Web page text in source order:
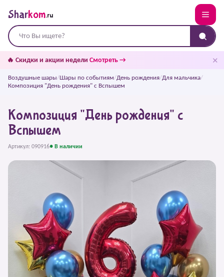
Sharkom.ru
🔥 Скидки и акции недели Смотреть → ✕
Воздушные шары/Шары по событиям/День рождения/Для мальчика/
Композиция "День рождения" с Вспышем
Композиция "День рождения" с
Вспышем
Артикул: 090916● В наличии